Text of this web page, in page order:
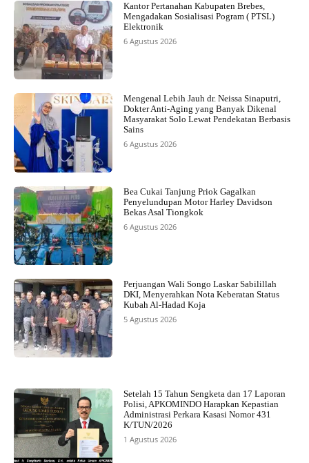
Kantor Pertanahan Kabupaten Brebes,
Mengadakan Sosialisasi Pogram ( PTSL)
Elektronik
6 Agustus 2026
Mengenal Lebih Jauh dr. Neissa Sinaputri,
Dokter Anti-Aging yang Banyak Dikenal
Masyarakat Solo Lewat Pendekatan Berbasis
Sains
6 Agustus 2026
Bea Cukai Tanjung Priok Gagalkan
Penyelundupan Motor Harley Davidson
Bekas Asal Tiongkok
6 Agustus 2026
Perjuangan Wali Songo Laskar Sabilillah
DKI, Menyerahkan Nota Keberatan Status
Kubah Al-Hadad Koja
5 Agustus 2026
Setelah 15 Tahun Sengketa dan 17 Laporan
Polisi, APKOMINDO Harapkan Kepastian
Administrasi Perkara Kasasi Nomor 431
K/TUN/2026
1 Agustus 2026